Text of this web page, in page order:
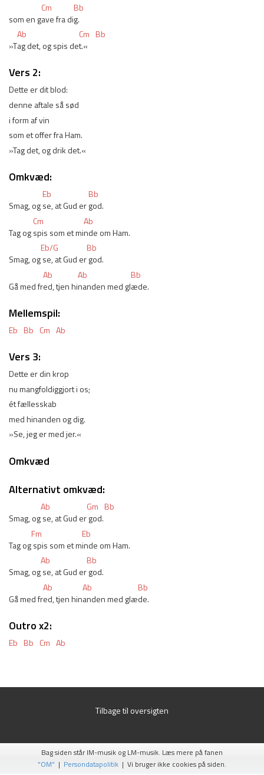
Cm
Bb
som en gave fra dig.
Ab
Cm Bb
»Tag det, og spis det.«
Vers 2:
Dette er dit blod:
denne aftale så sød
i form af vin
som et offer fra Ham.
»Tag det, og drik det.«
Omkvæd:
Eb
Bb
Smag, og se, at Gud er god.
Cm
Ab
Tag og spis som et minde om Ham.
Eb/G
Bb
Smag, og se, at Gud er god.
Ab
Ab
Bb
Gå med fred, tjen hinanden med glæde.
Mellemspil:
Eb Bb Cm Ab
Vers 3:
Dette er din krop
nu mangfoldiggjort i os;
ét fællesskab
med hinanden og dig.
»Se, jeg er med jer.«
Omkvæd
Alternativt omkvæd:
Ab Gm Bb
Smag, og se, at Gud er god.
Fm
Eb
Tag og spis som et minde om Ham.
Ab
Bb
Smag, og se, at Gud er god.
Ab
Ab
Bb
Gå med fred, tjen hinanden med glæde.
Outro x2:
Eb Bb Cm Ab
Tilbage til oversigten
Bag siden står IM-musik og LM-musik. Læs mere på fanen
"OM" | Persondatapolitik | Vi bruger ikke cookies på siden.